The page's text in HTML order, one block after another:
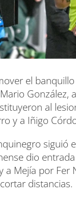
el
González,
al
y a Iñigo
siguió
dio
a Mejía por Fer
distancias.